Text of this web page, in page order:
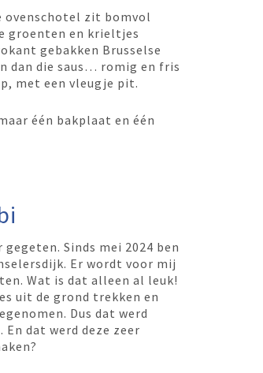
ovenschotel zit bomvol
groenten en krieltjes
gebakken Brusselse
dan die saus… romig en fris
met een vleugje pit.
één bakplaat en één
Sinds mei 2024 ben
Er wordt voor mij
Wat is dat alleen al leuk!
uit de grond trekken en
Dus dat werd
dat werd deze zeer